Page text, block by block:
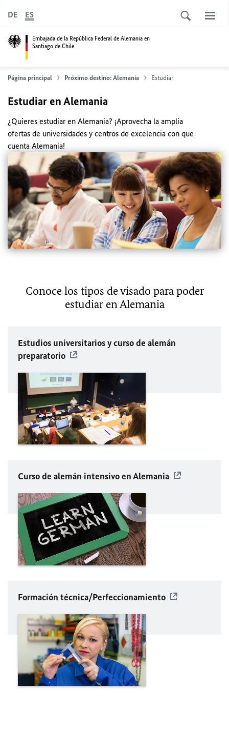
Embajada de la República Federal de Alemania en
Santiago de Chile
DE ES
Página principal Próximo destino: Alemania Estudiar
Estudiar en Alemania
¿Quieres estudiar en Alemania? ¡Aprovecha la amplia
ofertas de universidades y centros de excelencia con que
cuenta Alemania!
Conoce los tipos de visado para poder
estudiar en Alemania
Estudios universitarios y curso de alemán
preparatorio
Curso de alemán intensivo en Alemania
Formación técnica/Perfeccionamiento